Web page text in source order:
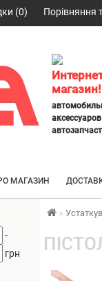
(0) Порівняння
магазин!
МАГАЗИН
-
грн